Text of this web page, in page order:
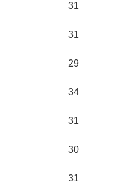
31
31
29
34
31
30
31